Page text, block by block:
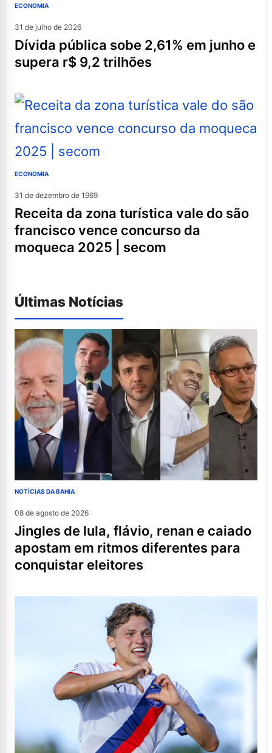
ECONOMIA
31 de julho de 2026
dívida pública sobe 2,61% em junho e
supera r$ 9,2 trilhões
ECONOMIA
31 de dezembro de 1969
receita da zona turística vale do são
francisco vence concurso da
moqueca 2025 | secom
Últimas Notícias
NOTÍCIAS DA BAHIA
08 de agosto de 2026
jingles de lula, flávio, renan e caiado
apostam em ritmos diferentes para
conquistar eleitores